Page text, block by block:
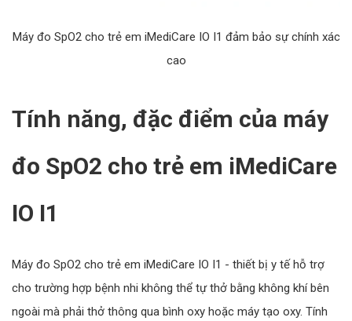
Máy đo SpO2 cho trẻ em iMediCare IO I1 đảm bảo sự chính xác
cao
Tính năng, đặc điểm của máy
đo SpO2 cho trẻ em iMediCare
IO I1
Máy đo SpO2 cho trẻ em iMediCare IO I1 - thiết bị y tế hỗ trợ
cho trường hợp bệnh nhi không thể tự thở bằng không khí bên
ngoài mà phải thở thông qua bình oxy hoặc máy tạo oxy. Tính